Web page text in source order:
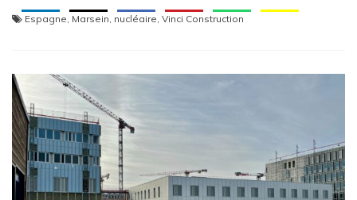
Espagne, Marsein, nucléaire, Vinci Construction